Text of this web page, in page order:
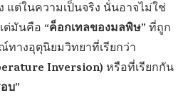
ต่ในความเป็นจริง นั่นอาจไม่ใช่
ต่มันคือ “ค็อกเทลของมลพิษ” ที่ถูก
ทางอุตุนิยมวิทยาที่เรียกว่า
Inversion) หรือที่เรียกกัน
บ”